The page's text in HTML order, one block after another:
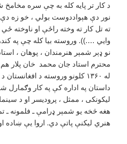
د کار تر پایه کله به چې سره مخامخ
نور دې هېواددوست بولي ، خو زه
ته تل کار ته وخته راځې او ناوخته
وایي ….)). وروسته بیا کله چې په
نو ډېر شمېر هنرمندان ، پوهان ،
محترم استاد جان محمد خان پلار هم
له ۱۳۶۰ کلونو وروسته د
داستان په اداره کې په کار وګمارل
لیکونکی ، ممثل ، پرودیسر او د
هغه څخه یو شمېر ډرامې ـ فلمونه ـ
هنري لیکنې پاتې دي. اروا یې ښاده